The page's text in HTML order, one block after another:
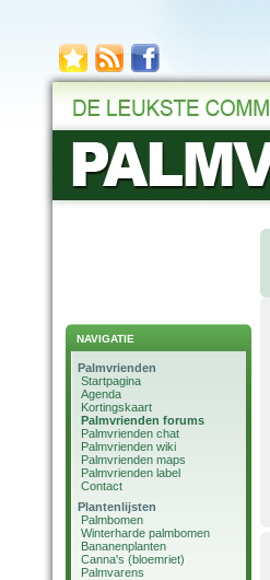
NAVIGATIE
Palmvrienden
Startpagina
Agenda
Kortingskaart
Palmvrienden forums
Palmvrienden chat
Palmvrienden wiki
Palmvrienden maps
Palmvrienden label
Contact
Plantenlijsten
Palmbomen
Winterharde palmbomen
Bananenplanten
Canna's (bloemriet)
Palmvarens